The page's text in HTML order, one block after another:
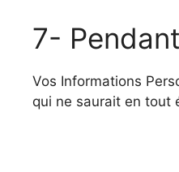
7-
Vos Informations
qui ne saurait en tout